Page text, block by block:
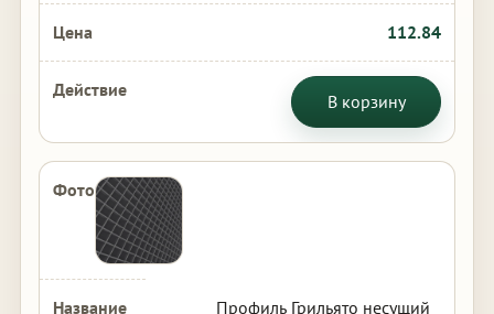
112.84
В корзину
Профиль Грильято несущий